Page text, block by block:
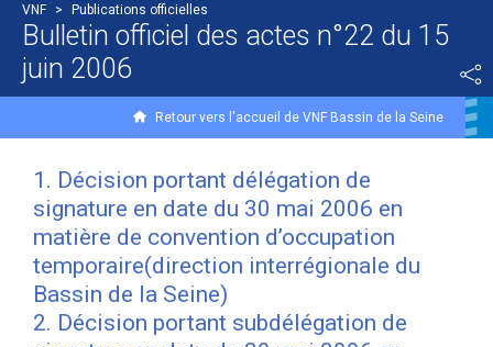
VNF > Publications officielles
Bulletin officiel des actes n°22 du 15
juin 2006
Retour vers l'accueil de VNF Bassin de la Seine
1. Décision portant délégation de
signature en date du 30 mai 2006 en
matière de convention d’occupation
temporaire(direction interrégionale du
Bassin de la Seine)
2. Décision portant subdélégation de